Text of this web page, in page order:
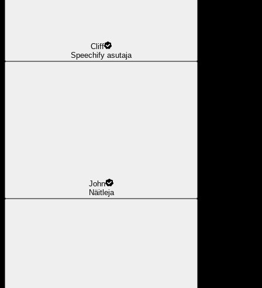
Cliff
Speechify asutaja
John
Näitleja